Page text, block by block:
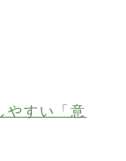
やすい「意